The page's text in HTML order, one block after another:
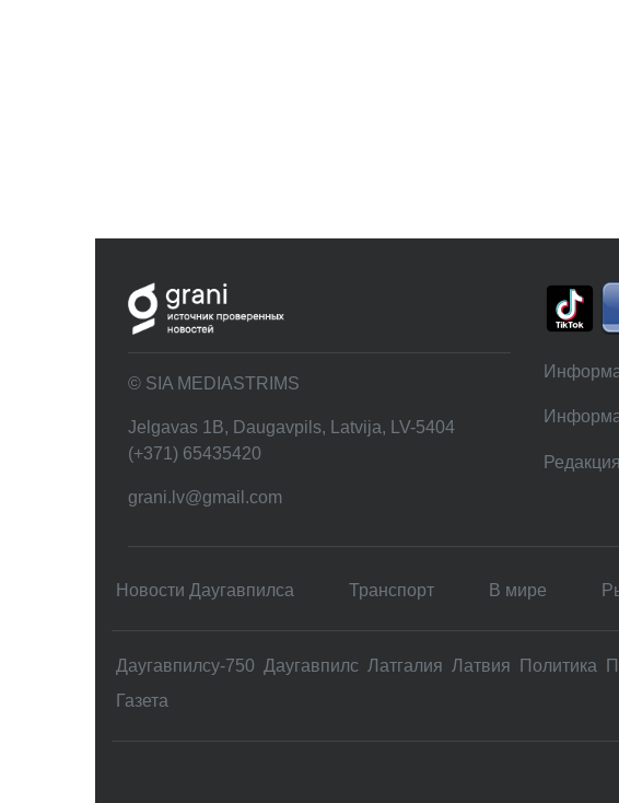
© SIA MEDIASTRIMS
Jelgavas 1B, Daugavpils, Latvija, LV-5404
(+371) 65435420
grani.lv@gmail.com
Редакция
Новости Даугавпилса Транспорт В мире
Даугавпилсу-750 Даугавпилс Латгалия Латвия Политика
Газета